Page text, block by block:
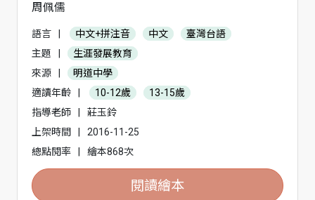
周佩儒
語言 中文+拼注音 中文
臺灣台語
主題
生涯發展教育
來源
明道中學
適讀年齡
10-12歲
13-15歲
指導老師
莊玉鈴
上架時間
2016-11-25
總點閱率
繪本868次
閱讀繪本